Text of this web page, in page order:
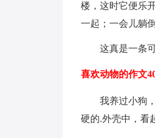
楼，这时它便乐
一起；一会儿躺
这真是一条
喜欢动物的作文
我养过小狗
硬的.外壳中，看